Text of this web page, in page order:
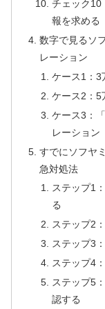
チェック10
報を求める
数字で見るソ
レーション
ケース1：3
ケース2：5
ケース3：
レーション
すでにソフヤ
急対処法
ステップ1
る
ステップ2
ステップ3
ステップ4
ステップ5
認する